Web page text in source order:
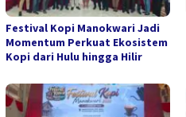
Festival Kopi Manokwari Jadi
Momentum Perkuat Ekosistem
Kopi dari Hulu hingga Hilir